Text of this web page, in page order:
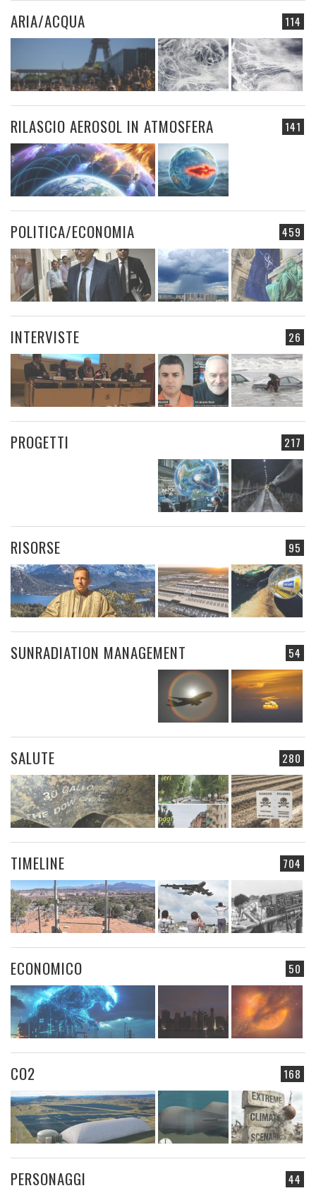
114
ARIA/ACQUA
141
RILASCIO AEROSOL IN ATMOSFERA
459
POLITICA/ECONOMIA
26
INTERVISTE
217
PROGETTI
95
RISORSE
54
SUNRADIATION MANAGEMENT
280
SALUTE
704
TIMELINE
50
ECONOMICO
168
CO2
44
PERSONAGGI